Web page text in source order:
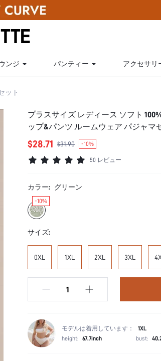
ンジ パンティー アクセサリ
ット
プラスサイズ レディース ソフト
ップ&パンツ ルームウェア パジャマ
$28.71 $31.90 -10%
50 レビュー
カラー: グリーン
-10%
サイズ:
0XL 1XL 2XL 3XL
モデルは着用しています：
1XL
height: 67.7inch bust: